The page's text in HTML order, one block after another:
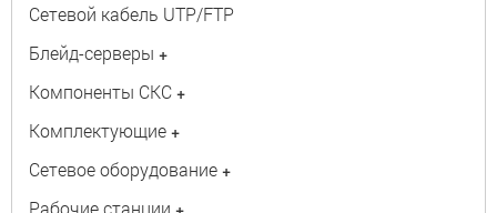
Сетевой кабель UTP/FTP
Блейд-серверы +
Компоненты СКС +
Комплектующие +
Сетевое оборудование +
Рабочие станции +